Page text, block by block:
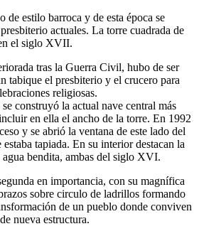
de estilo barroca y de esta época se
actuales. La torre cuadrada de
el siglo XVII.
tras la Guerra Civil, hubo de ser
tabique el presbiterio y el crucero para
religiosas.
construyó la actual nave central más
en ella el ancho de la torre. En 1992
y se abrió la ventana de este lado del
tapiada. En su interior destacan la
bendita, ambas del siglo XVI.
en importancia, con su magnífica
sobre circulo de ladrillos formando
de un pueblo donde conviven
nueva estructura.